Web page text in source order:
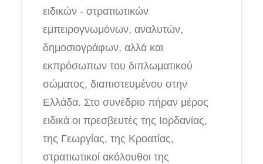
ειδικών - στρατιωτικών
εμπειρογνωμόνων, αναλυτών,
δημοσιογράφων, αλλά και
εκπρόσωπων του διπλωματικού
σώματος, διαπιστευμένου στην
Ελλάδα. Στο συνέδριο πήραν μέρος
ειδικά οι πρεσβευτές της Ιορδανίας,
της Γεωργίας, της Κροατίας,
στρατιωτικοί ακόλουθοι της